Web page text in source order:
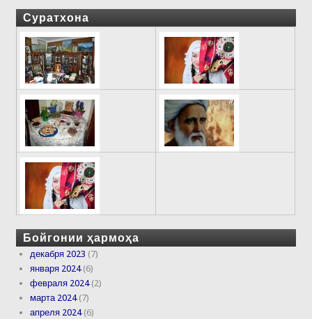
Суратхона
Бойгонии ҳармоҳа
декабря 2023 (7)
января 2024(6)
февраля 2024(2)
марта 2024(7)
апреля 2024(6)